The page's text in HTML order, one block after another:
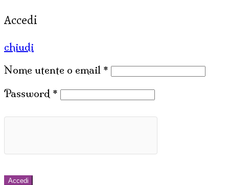
Accedi
chiudi
Nome utente o email *
Password *
Accedi